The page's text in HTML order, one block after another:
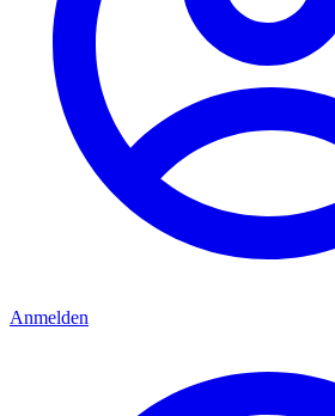
Anmelden